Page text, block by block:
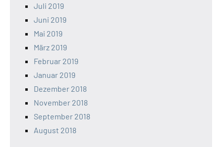
Juli 2019
Juni 2019
Mai 2019
März 2019
Februar 2019
Januar 2019
Dezember 2018
November 2018
September 2018
August 2018